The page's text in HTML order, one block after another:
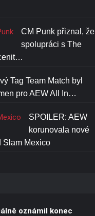
CM Punk přiznal, že
spolupráci s The
Tag Team Match byl
pro AEW All In…
SPOILER: AEW
korunovala nové
Slam Mexico
oznámil konec